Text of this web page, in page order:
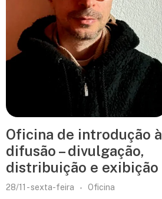
Oficina de introdução à
difusão – divulgação,
distribuição e exibição
28/11 - sexta-feira Oficina